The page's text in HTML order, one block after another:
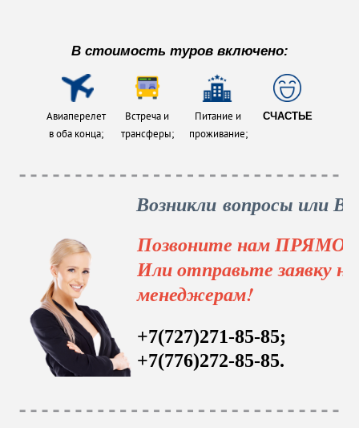
В стоимость туров включено:
Авиаперелет
в оба конца;
Встреча и
трансферы;
Питание и
проживание;
СЧАСТЬЕ
Возникли вопросы или
Позвоните нам
Или отправьте заявку
менеджерам!
+7(727)271-85-85;
+7(776)272-85-85.